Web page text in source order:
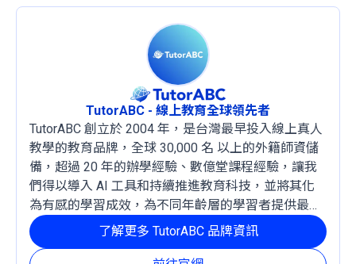
TutorABC - 線上教育全球領先者
TutorABC 創立於 2004 年，是台灣最早投入線上真人
教學的教育品牌，全球 30,000 名 以上的外籍師資儲
備，超過 20 年的辦學經驗、數億堂課程經驗，讓我
們得以導入 AI 工具和持續推進教育科技，並將其化
為有感的學習成效，為不同年齡層的學習者提供最穩
定且有效的成長路徑。了解更多 TutorABC 品牌資訊